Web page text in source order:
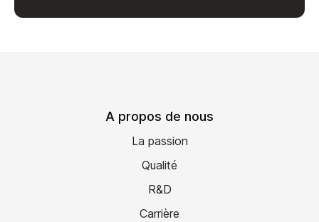
A propos de nous
La passion
Qualité
R&D
Carrière